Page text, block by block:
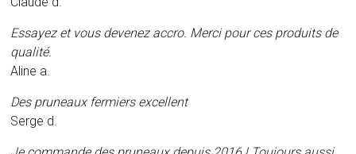
Essayez et vous devenez accro. Merci pour ces produits de
qualité.
Aline a.
Des pruneaux fermiers excellent
Serge d.